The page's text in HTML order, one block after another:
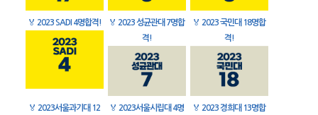
🏅 2023 SADI 4명합격! 🏅 2023 성균관대 7명합
격!
🏅 2023 국민대 18명합
격!
🏅 2023서울과기대 12 🏅 2023서울시립대 4명 🏅 2023 경희대 13명합